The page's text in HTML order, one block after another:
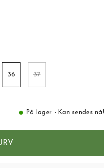
36 37
På lager - Kan sendes nå!